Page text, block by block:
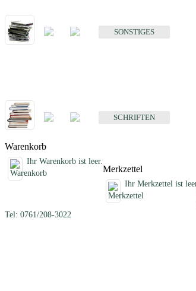
SONSTIGES
SCHRIFTEN
Warenkorb
Ihr Warenkorb ist leer.
Merkzettel
Ihr Merkzettel ist
Tel: 0761/208-3022